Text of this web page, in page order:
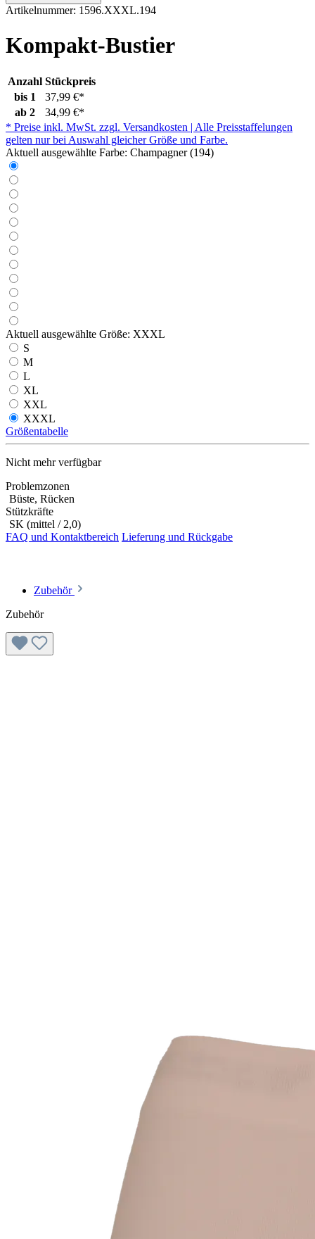
Artikelnummer: 1596.XXXL.194
Kompakt-Bustier
Anzahl Stückpreis
bis 1
37,99 €*
ab 2
34,99 €*
* Preise inkl. MwSt. zzgl. Versandkosten | Alle Preisstaffelungen
gelten nur bei Auswahl gleicher Größe und Farbe.
Aktuell ausgewählte Farbe: Champagner (194)
Aktuell ausgewählte Größe: XXXL
S
M
L
XL
XXL
XXXL
Größentabelle
Nicht mehr verfügbar
Problemzonen
Büste, Rücken
Stützkräfte
SK (mittel / 2,0)
FAQ und Kontaktbereich Lieferung und Rückgabe
Zubehör
Zubehör